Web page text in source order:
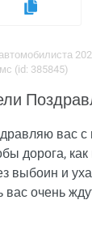
(id: 385845)
вас
дорога,
выбоин и
вас очень